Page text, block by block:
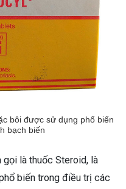
bôi được sử dụng phổ biến
bạch biến
gọi là thuốc Steroid, là
biến trong điều trị các